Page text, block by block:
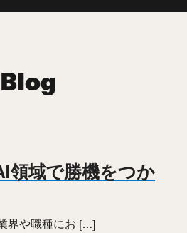
領域で勝機をつか
界や職種にお […]